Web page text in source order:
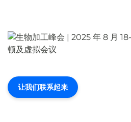
让我们联系起来